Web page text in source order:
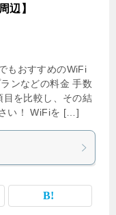
辺】
もおすすめのWiFi
ンなどの料金 手数
を比較し、その結
い！ WiFiを […]